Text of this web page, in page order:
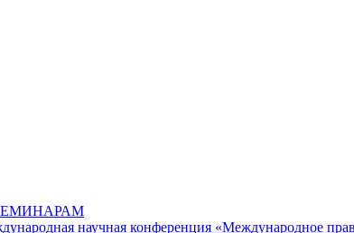
научная конференция «Международное